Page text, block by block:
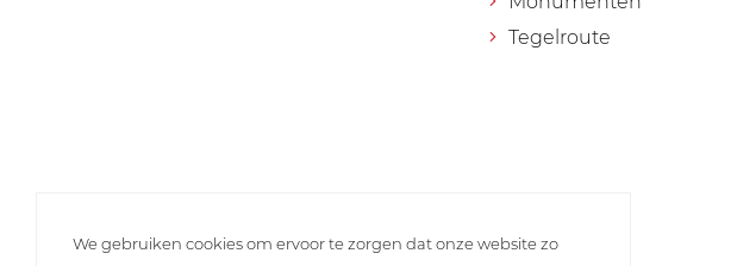
Tegelroute
We gebruiken cookies om ervoor te zorgen dat onze website zo